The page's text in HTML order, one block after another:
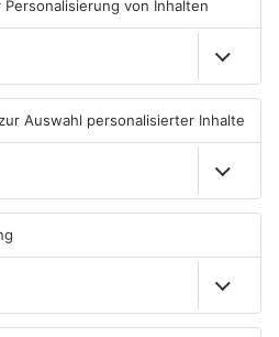
Gewässer im Primaveraland
leiden unter Trockenheit
04.08.2026, 15:07 UHR IN